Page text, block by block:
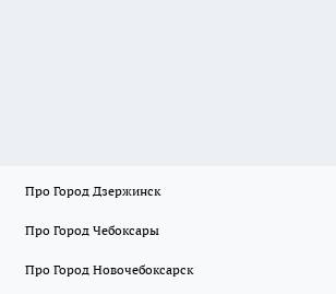
Про Город Дзержинск
Про Город Чебоксары
Про Город Новочебоксарск